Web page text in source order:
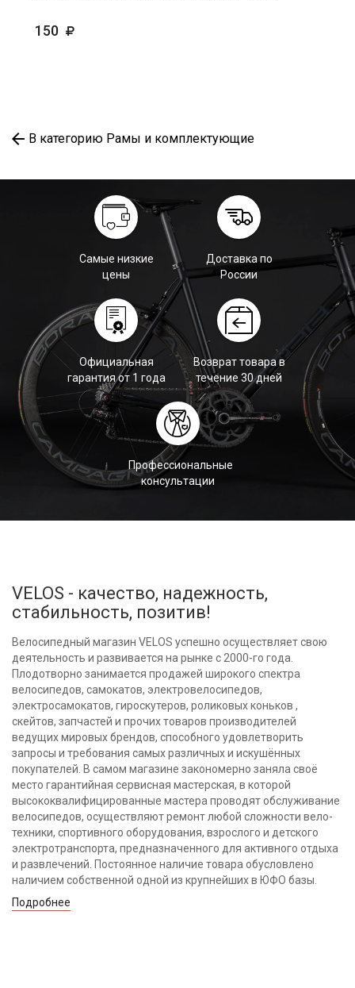
150
В категорию Рамы и комплектующие
Самые низкие
цены
Доставка по
России
Официальная
гарантия от 1 года
Возврат товара в
течение 30 дней
Профессиональные
консультации
VELOS - качество, надежность,
стабильность, позитив!
Велосипедный магазин VELOS успешно осуществляет свою
деятельность и развивается на рынке с 2000-го года.
Плодотворно занимается продажей широкого спектра
велосипедов, самокатов, электровелосипедов,
электросамокатов, гироскутеров, роликовых коньков ,
скейтов, запчастей и прочих товаров производителей
ведущих мировых брендов, способного удовлетворить
запросы и требования самых различных и искушённых
покупателей. В самом магазине закономерно заняла своё
место гарантийная сервисная мастерская, в которой
высококвалифицированные мастера проводят обслуживание
велосипедов, осуществляют ремонт любой сложности вело-
техники, спортивного оборудования, взрослого и детского
электротранспорта, предназначенного для активного отдыха
и развлечений. Постоянное наличие товара обусловлено
наличием собственной одной из крупнейших в ЮФО базы.
Подробнее